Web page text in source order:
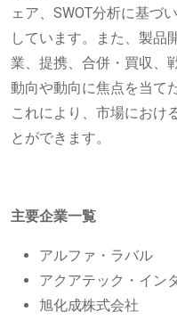
ェア、SWOT分析に基づ
しています。また、製品
業、提携、合併・買収、
動向や動向に焦点を当て
これにより、市場におけ
とができます。
主要企業一覧
アルファ・ラバル
アクアテック・イン
旭化成株式会社